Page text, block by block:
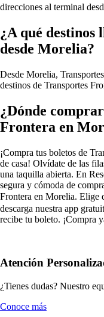
direcciones al terminal
¿A qué destinos
desde Morelia?
Desde Morelia,
destinos de Transportes
¿Dónde
Frontera en
¡Compra tus boletos de
de casa! Olvídate de las
una taquilla abierta. En
segura y cómoda de
Frontera en Morelia. Elige
descarga nuestra app
recibe tu boleto. ¡Compra
Atención
¿Tienes dudas? Nuestro
Conoce más